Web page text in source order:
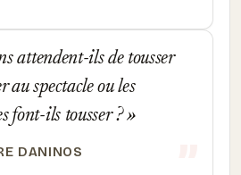
attendent-ils de tousser
au spectacle ou les
font-ils tousser ?
DANINOS